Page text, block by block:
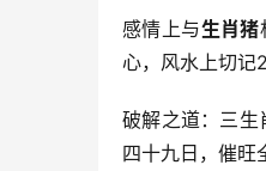
感情上与生肖猪
心，风水上切记
破解之道：三
四十九日，催旺